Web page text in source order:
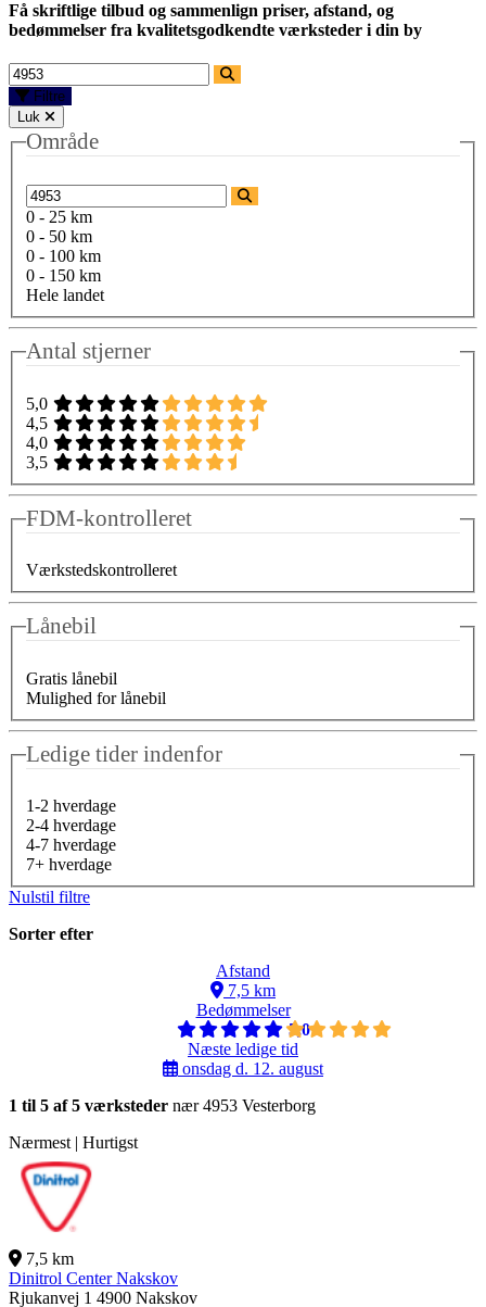
Få skriftlige tilbud og sammenlign priser, afstand, og
bedømmelser fra kvalitetsgodkendte værksteder i din by
Filtre
Luk
Område
0 - 25 km
0 - 50 km
0 - 100 km
0 - 150 km
Hele landet
Antal stjerner
5,0
4,5
4,0
3,5
FDM-kontrolleret
Værkstedskontrolleret
Lånebil
Gratis lånebil
Mulighed for lånebil
Ledige tider indenfor
1-2 hverdage
2-4 hverdage
4-7 hverdage
7+ hverdage
Nulstil filtre
Sorter efter
Afstand
7,5 km
Bedømmelser
5,0
Næste ledige tid
onsdag d. 12. august
1 til 5 af 5 værksteder nær 4953 Vesterborg
Nærmest | Hurtigst
7,5 km
Dinitrol Center Nakskov
Rjukanvej 1 4900 Nakskov